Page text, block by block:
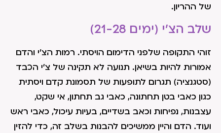
של ההריון.
שלב הצ'י (ימים 21-28)
זוהי התקופה שלפני הדימום הויסתי. רמות הצ'י והדם
אמורות להיות בשיאן. תנועה לא תקינה של צ'י הכבד
(סטגנציה) תגרום לתופעות של תסמונת קדם ויסתית
כגון כאבי בטן תחתונה, כאבי גב תחתון, אי שקט,
עצבנות, נפיחות וכאב בשדיים, בעיות עיכול, כאבי ראש
ועוד. הדם והיין ממשיכים להבנות בשלב זה, כדי להזין